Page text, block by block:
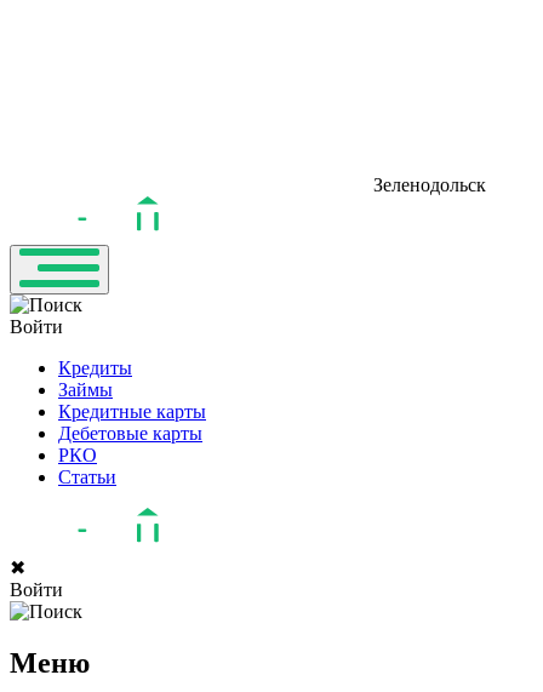
Зеленодольск
Войти
Кредиты
Займы
Кредитные карты
Дебетовые карты
РКО
Статьи
✖
Войти
Меню